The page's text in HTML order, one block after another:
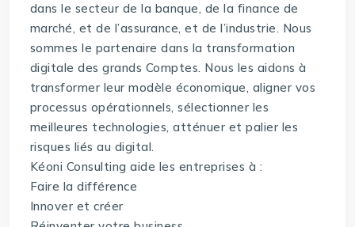
dans le secteur de la banque, de la finance de
marché, et de l’assurance, et de l’industrie. Nous
sommes le partenaire dans la transformation
digitale des grands Comptes. Nous les aidons à
transformer leur modèle économique, aligner vos
processus opérationnels, sélectionner les
meilleures technologies, atténuer et palier les
risques liés au digital.
Kéoni Consulting aide les entreprises à :
Faire la différence
Innover et créer